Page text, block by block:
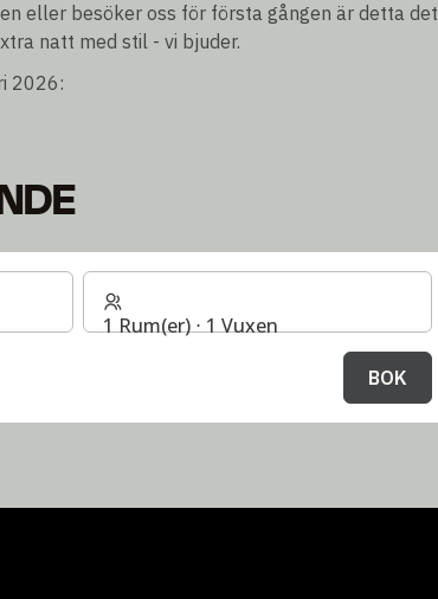
eller besöker oss för första gången är detta det
natt med stil - vi bjuder.
2026:
1 Rum(er) ⋅ 1 Vuxen
BOK